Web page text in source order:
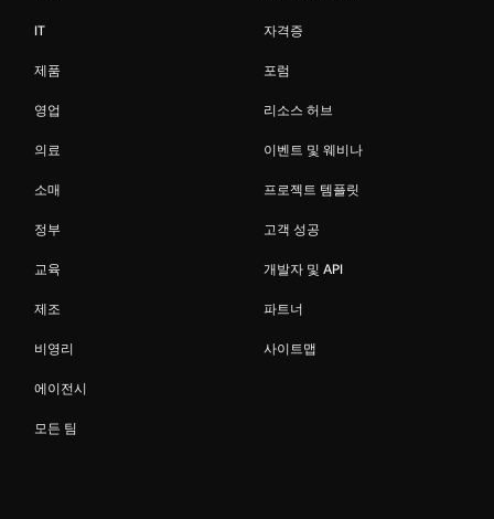
IT
제품
영업
의료
소매
정부
교육
제조
비영리
에이전시
모든 팀
자격증
포럼
리소스 허브
이벤트 및 웨비나
프로젝트 템플릿
고객 성공
개발자 및 API
파트너
사이트맵